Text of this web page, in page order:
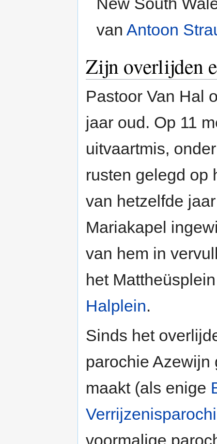
vanAntoon
Zijn overlijden
Pastoor Van Hal
jaar oud. Op 11
uitvaartmis,
rusten gelegd op
van hetzelfde
Mariakapel
van hem in
het
Halplein.
Sinds het
parochie Azewijn
maakt (als enige
voormalige